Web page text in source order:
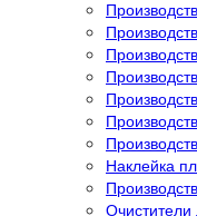
Наклейка
Очистители